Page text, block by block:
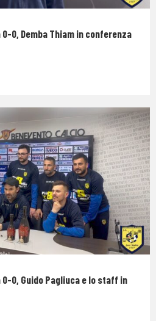
0, Demba Thiam in conferenza
0, Guido Pagliuca e lo staff in